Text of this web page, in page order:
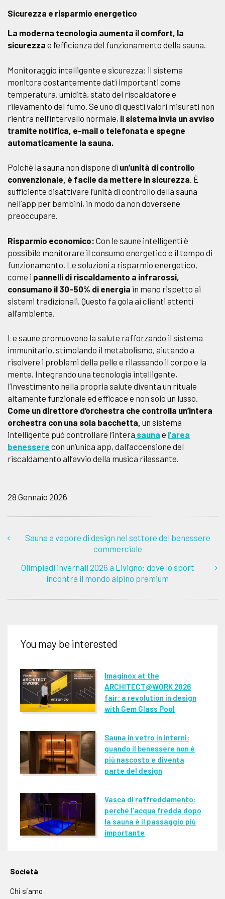
Sicurezza e risparmio energetico
La moderna tecnologia aumenta il comfort, la
sicurezza e l’efficienza del funzionamento della sauna.
Monitoraggio intelligente e sicurezza: il sistema
monitora costantemente dati importanti come
temperatura, umidità, stato del riscaldatore e
rilevamento del fumo. Se uno di questi valori misurati non
rientra nell’intervallo normale, il sistema invia un avviso
tramite notifica, e-mail o telefonata e spegne
automaticamente la sauna.
Poiché la sauna non dispone di un’unità di controllo
convenzionale, è facile da mettere in sicurezza. È
sufficiente disattivare l’unità di controllo della sauna
nell’app per bambini, in modo da non doversene
preoccupare.
Risparmio economico: Con le saune intelligenti è
possibile monitorare il consumo energetico e il tempo di
funzionamento. Le soluzioni a risparmio energetico,
come i pannelli di riscaldamento a infrarossi,
consumano il 30-50% di energia in meno rispetto ai
sistemi tradizionali. Questo fa gola ai clienti attenti
all’ambiente.
Le saune promuovono la salute rafforzando il sistema
immunitario, stimolando il metabolismo, aiutando a
risolvere i problemi della pelle e rilassando il corpo e la
mente. Integrando una tecnologia intelligente,
l’investimento nella propria salute diventa un rituale
altamente funzionale ed efficace e non solo un lusso.
Come un direttore d’orchestra che controlla un’intera
orchestra con una sola bacchetta, un sistema
intelligente può controllare l’intera sauna e l’area
benessere con un’unica app, dall’accensione del
riscaldamento all’avvio della musica rilassante.
28 Gennaio 2026
Sauna a vapore di design nel settore del benessere
commerciale
Olimpiadi invernali 2026 a Livigno: dove lo sport
incontra il mondo alpino premium
You may be interested
Imaginox at the
ARCHITECT@WORK 2026
fair: a revolution in design
with Gem Glass Pool
Sauna in vetro in interni:
quando il benessere non è
più nascosto e diventa
parte del design
Vasca di raffreddamento:
perché l'acqua fredda dopo
la sauna è il passaggio più
importante
Società
Chi siamo